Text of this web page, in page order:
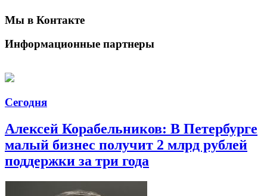
Мы в Контакте
Информационные партнеры
Сегодня
Алексей Корабельников: В Петербурге
малый бизнес получит 2 млрд рублей
поддержки за три года